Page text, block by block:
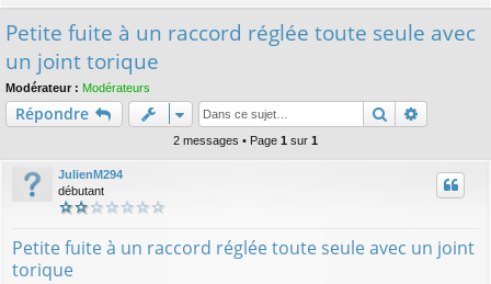
de
s
h
Petite fuite à un raccord réglée toute seule avec
un joint torique
Modérateur : Modérateurs
Répondre Rechercher
2 messages • Page 1 sur 1
JulienM294
débutant
Petite fuite à un raccord réglée toute seule avec un joint
torique